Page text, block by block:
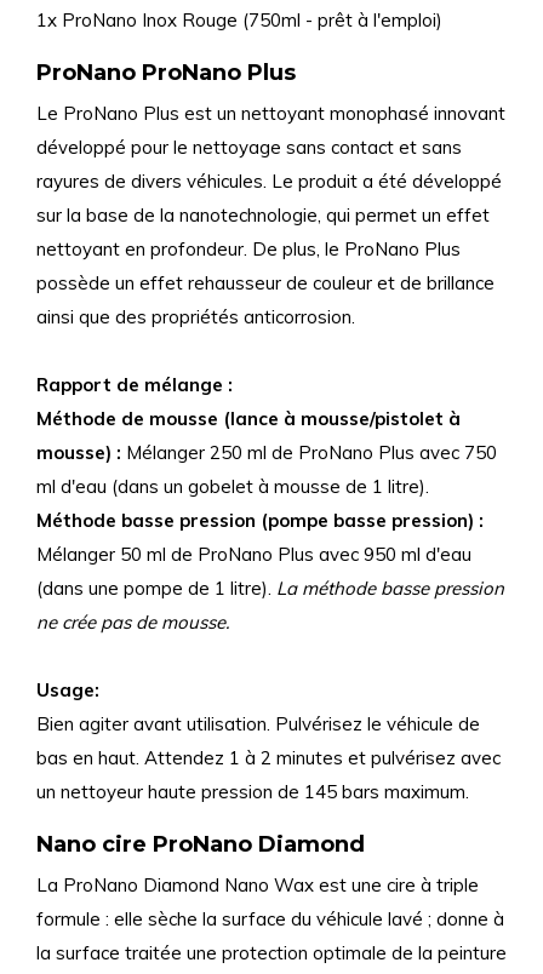
1x ProNano Inox Rouge (750ml - prêt à l'emploi)
ProNano ProNano Plus
Le ProNano Plus est un nettoyant monophasé innovant
développé pour le nettoyage sans contact et sans
rayures de divers véhicules. Le produit a été développé
sur la base de la nanotechnologie, qui permet un effet
nettoyant en profondeur. De plus, le ProNano Plus
possède un effet rehausseur de couleur et de brillance
ainsi que des propriétés anticorrosion.
Rapport de mélange :
Méthode de mousse (lance à mousse/pistolet à
mousse) : Mélanger 250 ml de ProNano Plus avec 750
ml d'eau (dans un gobelet à mousse de 1 litre).
Méthode basse pression (pompe basse pression) :
Mélanger 50 ml de ProNano Plus avec 950 ml d'eau
(dans une pompe de 1 litre). La méthode basse pression
ne crée pas de mousse.
Usage:
Bien agiter avant utilisation. Pulvérisez le véhicule de
bas en haut. Attendez 1 à 2 minutes et pulvérisez avec
un nettoyeur haute pression de 145 bars maximum.
Nano cire ProNano Diamond
La ProNano Diamond Nano Wax est une cire à triple
formule : elle sèche la surface du véhicule lavé ; donne à
la surface traitée une protection optimale de la peinture